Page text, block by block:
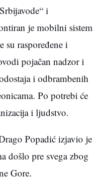
i
je mobilni sistem
su raspoređene i
pojačan nadzor i
i odbrambenih
Po potrebi će
i ljudstvo.
Popadić izjavio je
došlo pre svega zbog
Gore.